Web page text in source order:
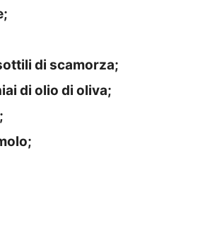
di scamorza;
di olio di oliva;